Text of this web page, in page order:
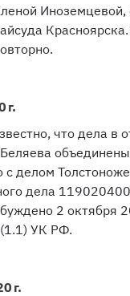
Иноземцевой,
г.
что дела в
с делом
дела
2 октября
УК РФ.
г.